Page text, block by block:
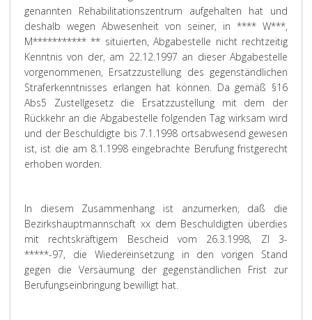
genannten Rehabilitationszentrum aufgehalten hat und
deshalb wegen Abwesenheit von seiner, in **** W***,
M*********** ** situierten, Abgabestelle nicht rechtzeitig
Kenntnis von der, am 22.12.1997 an dieser Abgabestelle
vorgenommenen, Ersatzzustellung des gegenständlichen
Straferkenntnisses erlangen hat können. Da gemäß §16
Abs5 Zustellgesetz die Ersatzzustellung mit dem der
Rückkehr an die Abgabestelle folgenden Tag wirksam wird
und der Beschuldigte bis 7.1.1998 ortsabwesend gewesen
ist, ist die am 8.1.1998 eingebrachte Berufung fristgerecht
erhoben worden.
In diesem Zusammenhang ist anzumerken, daß die
Bezirkshauptmannschaft xx dem Beschuldigten überdies
mit rechtskräftigem Bescheid vom 26.3.1998, Zl 3-
*****-97, die Wiedereinsetzung in den vorigen Stand
gegen die Versäumung der gegenständlichen Frist zur
Berufungseinbringung bewilligt hat.